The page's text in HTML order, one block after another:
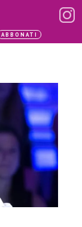
ABBONATI